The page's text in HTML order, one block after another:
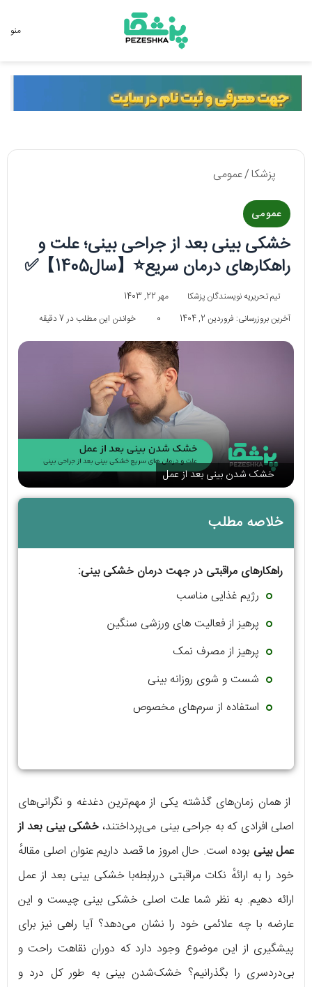
منو
پزشکا/عمومی
عمومی
خشکی بینی بعد از جراحی بینی؛ علت و
راهکارهای درمان سریع⭐【سال1405】✅
تیم تحریریه نویسندگان پزشکا
مهر 22, 1403
آخرین بروزرسانی: فروردین 2, 1404
0 خواندن این مطلب در 7 دقیقه
خشک شدن بینی بعد از عمل
خلاصه مطلب
راهکارهای مراقبتی در جهت درمان خشکی بینی:
رژیم غذایی مناسب
پرهیز از فعالیت های ورزشی سنگین
پرهیز از مصرف نمک
شست و شوی روزانه بینی
استفاده از سرم‌های مخصوص
از همان زمان‌های گذشته یکی از مهم‌ترین دغدغه و نگرانی‌های
اصلی افرادی که به جراحی بینی می‌پرداختند،خشکی بینی بعد از
عمل بینی بوده است. حال امروز ما قصد داریم عنوان اصلی مقالهٔ
خود را به ارائهٔ نکات مراقبتی دررابطه‌با خشکی بینی بعد از عمل
ارائه دهیم. به نظر شما علت اصلی خشکی بینی چیست و این
عارضه با چه علائمی خود را نشان می‌دهد؟ آیا راهی نیز برای
پیشگیری از این موضوع وجود دارد که دوران نقاهت راحت و
بی‌دردسری را بگذرانیم؟ خشک‌شدن بینی به طور کل درد و